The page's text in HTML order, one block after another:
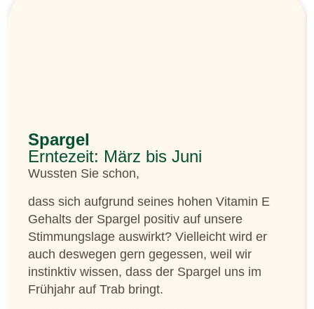
Spargel
Erntezeit: März bis Juni
Wussten Sie schon,
dass sich aufgrund seines hohen Vitamin E
Gehalts der Spargel positiv auf unsere
Stimmungslage auswirkt? Vielleicht wird er
auch deswegen gern gegessen, weil wir
instinktiv wissen, dass der Spargel uns im
Frühjahr auf Trab bringt.